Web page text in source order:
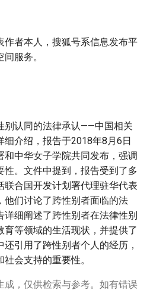
作者本人，搜狐号系信息发布平
服务。
别认同的法律承认——中国相关
介绍，报告于2018年8月6日
中华女子学院共同发布，强调
性。文件中提到，报告受到了多
合国开发计划署代理驻华代表
他们讨论了跨性别者面临的法
细阐述了跨性别者在法律性别
等领域的生活现状，并提供了
引用了跨性别者个人的经历，
会支持的重要性。
成，仅供检索与参考。如有错误